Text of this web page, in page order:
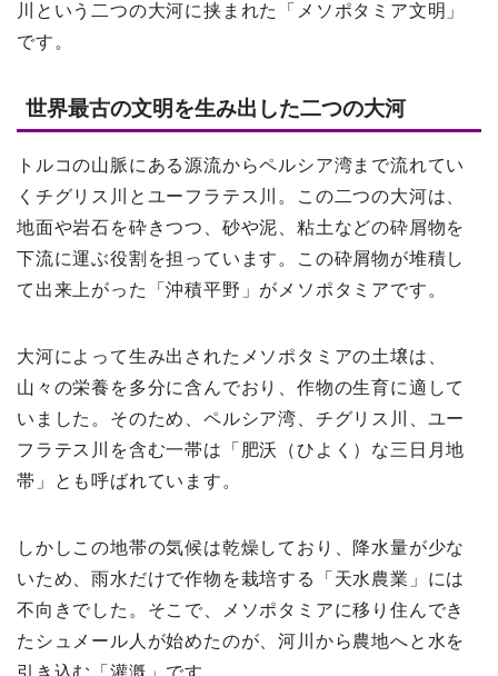
川という二つの大河に挟まれた「メソポタミア文明」
です。
世界最古の文明を生み出した二つの大河
トルコの山脈にある源流からペルシア湾まで流れてい
くチグリス川とユーフラテス川。この二つの大河は、
地面や岩石を砕きつつ、砂や泥、粘土などの砕屑物を
下流に運ぶ役割を担っています。この砕屑物が堆積し
て出来上がった「沖積平野」がメソポタミアです。
大河によって生み出されたメソポタミアの土壌は、
山々の栄養を多分に含んでおり、作物の生育に適して
いました。そのため、ペルシア湾、チグリス川、ユー
フラテス川を含む一帯は「肥沃（ひよく）な三日月地
帯」とも呼ばれています。
しかしこの地帯の気候は乾燥しており、降水量が少な
いため、雨水だけで作物を栽培する「天水農業」には
不向きでした。そこで、メソポタミアに移り住んでき
たシュメール人が始めたのが、河川から農地へと水を
引き込む「灌漑」です。